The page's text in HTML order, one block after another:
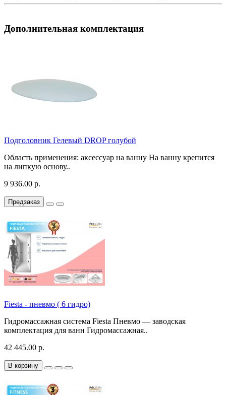
Дополнительная комплектация
Подголовник Гелевый DROP голубой
Область применения: аксессуар на ванну На ванну крепится
на липкую основу..
9 936.00 р.
Предзаказ
Fiesta - пневмо ( 6 гидро)
Гидромассажная система Fiesta Пневмо — заводская
комплектация для ванн Гидромассажная..
42 445.00 р.
В корзину